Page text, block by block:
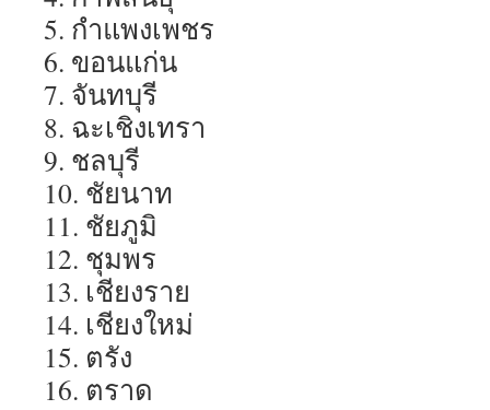
5. กำแพงเพชร
6. ขอนแก่น
7. จันทบุรี
8. ฉะเชิงเทรา
9. ชลบุรี
10. ชัยนาท
11. ชัยภูมิ
12. ชุมพร
13. เชียงราย
14. เชียงใหม่
15. ตรัง
16. ตราด